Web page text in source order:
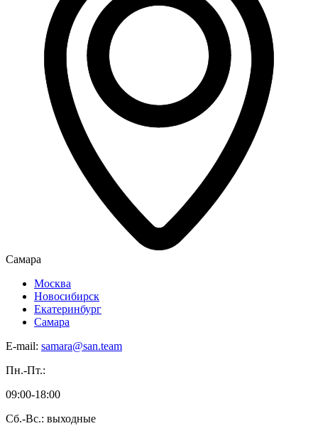
Самара
Москва
Новосибирск
Екатеринбург
Самара
E-mail: samara@san.team
Пн.-Пт.:
09:00-18:00
Сб.-Вс.: выходные